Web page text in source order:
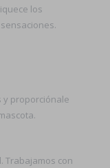
los
y proporciónale
Trabajamos con